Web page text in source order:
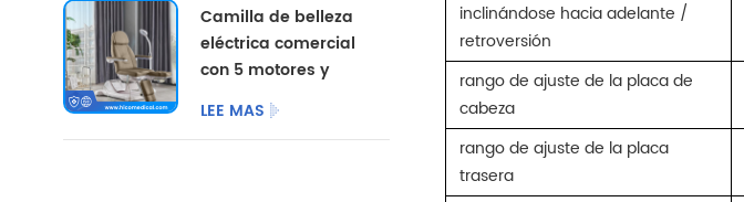
inclinándose hacia adelante /
retroversión
rango de ajuste de la placa de
cabeza
rango de ajuste de la placa
trasera
salón, camilla de
belleza eléctrica
para centro de
podología.
Camilla de belleza
eléctrica comercial
con 5 motores y
patas divididas.
LEE MAS